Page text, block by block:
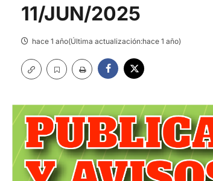
11/JUN/2025
hace 1 año(Última actualización:hace 1 año)